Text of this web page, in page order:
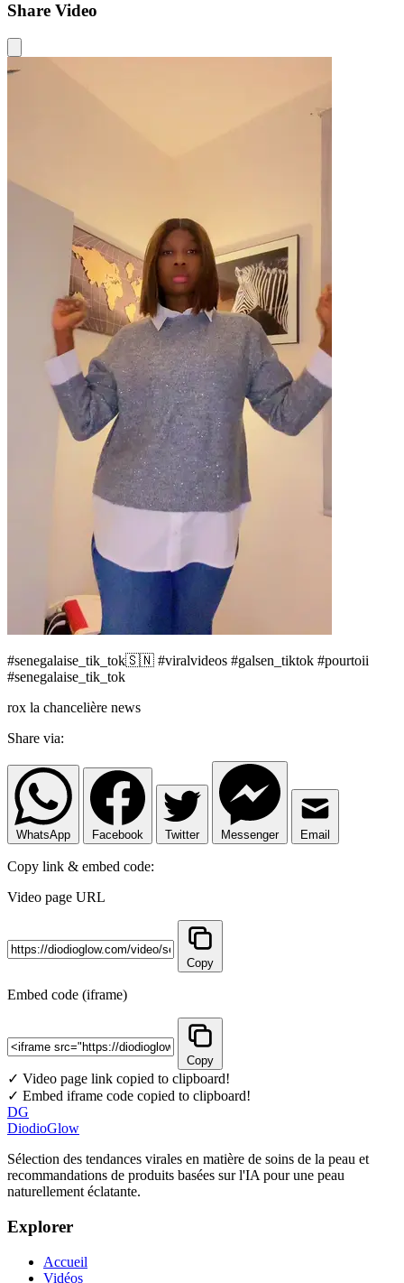
Share Video
#senegalaise_tik_tok🇸🇳 #viralvideos #galsen_tiktok #pourtoii
#senegalaise_tik_tok
rox la chancelière news
Share via:
WhatsApp Facebook Twitter Messenger Email
Copy link & embed code:
Video page URL
Copy
Embed code (iframe)
Copy
✓ Video page link copied to clipboard!
✓ Embed iframe code copied to clipboard!
DG
DiodioGlow
Sélection des tendances virales en matière de soins de la peau et
recommandations de produits basées sur l'IA pour une peau
naturellement éclatante.
Explorer
Accueil
Vidéos